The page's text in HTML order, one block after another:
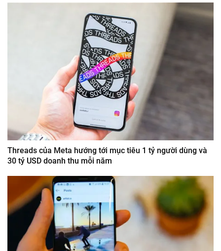
Threads của Meta hướng tới mục tiêu 1 tỷ người dùng và
30 tỷ USD doanh thu mỗi năm